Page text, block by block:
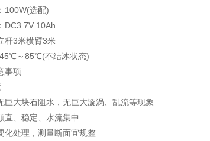
选配)
10Ah
3米横臂3米
～85℃(不结冰状态)
项
大块石阻水，无巨大漩涡、乱流等现象
、稳定、水流集中
处理，测量断面宜规整